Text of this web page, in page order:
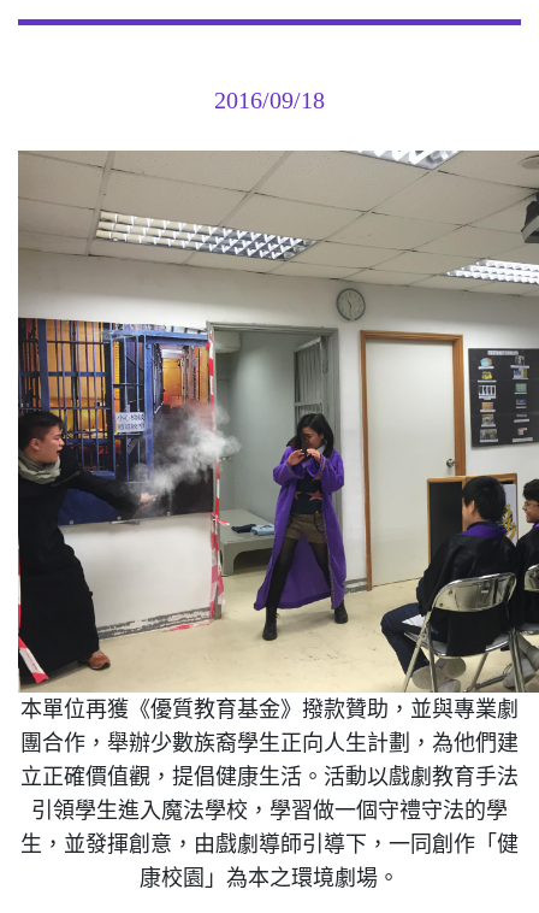
2016/09/18
本單位再獲《優質教育基金》撥款贊助，並與專業劇
團合作，舉辦少數族裔學生正向人生計劃，為他們建
立正確價值觀，提倡健康生活。活動以戲劇教育手法
引領學生進入魔法學校，學習做一個守禮守法的學
生，並發揮創意，由戲劇導師引導下，一同創作「健
康校園」為本之環境劇場。